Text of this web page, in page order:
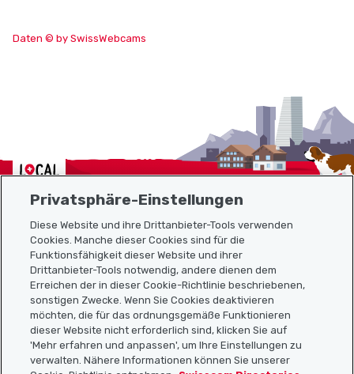
Daten © by SwissWebcams
Localcities
Sitemap
Nützliche Links
Localcities App herunterladen
Privatsphäre-Einstellungen
Diese Website und ihre Drittanbieter-Tools verwenden
Cookies. Manche dieser Cookies sind für die
Funktionsfähigkeit dieser Website und ihrer
Drittanbieter-Tools notwendig, andere dienen dem
Erreichen der in dieser Cookie-Richtlinie beschriebenen,
sonstigen Zwecke. Wenn Sie Cookies deaktivieren
möchten, die für das ordnungsgemäße Funktionieren
dieser Website nicht erforderlich sind, klicken Sie auf
'Mehr erfahren und anpassen', um Ihre Einstellungen zu
verwalten. Nähere Informationen können Sie unserer